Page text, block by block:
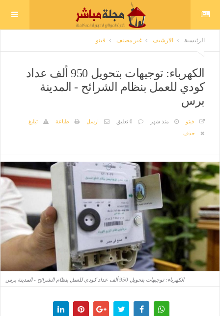
الرئيسية الارشيف غير مصنف فيتو
الكهرباء: توجيهات بتحويل 950 ألف عداد
كودي للعمل بنظام الشرائح - المدينة
برس
فيتو منذ شهر 0 تعليق ارسل طباعة
تبليغ
حذف
الكهرباء: توجيهات بتحويل 950 ألف عداد كودي للعمل بنظام الشرائح - المدينة برس